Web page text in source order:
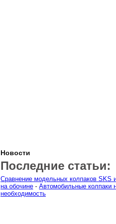
Новости
Последние статьи:
Сравнение модельных колпаков SKS
на обочине - Автомобильные колпаки
необходимость